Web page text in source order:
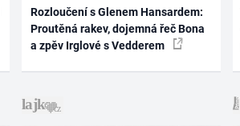
Rozloučení s Glenem Hansardem:
Proutěná rakev, dojemná řeč Bona
a zpěv Irglové s Vedderem